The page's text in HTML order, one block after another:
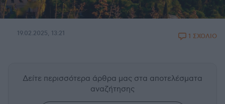
19.02.2025, 13:21 1 ΣΧΟΛΙΟ
Δείτε περισσότερα άρθρα μας στα αποτελέσματα
αναζήτησης